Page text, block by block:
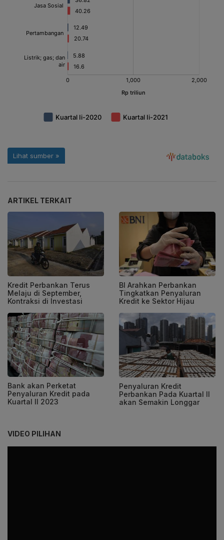
ARTIKEL TERKAIT
Kredit Perbankan Terus
Melaju di September,
Kontraksi di Investasi
BI Arahkan Perbankan
Tingkatkan Penyaluran
Kredit ke Sektor Hijau
Bank akan Perketat
Penyaluran Kredit pada
Kuartal II 2023
Penyaluran Kredit
Perbankan Pada Kuartal II
akan Semakin Longgar
VIDEO PILIHAN